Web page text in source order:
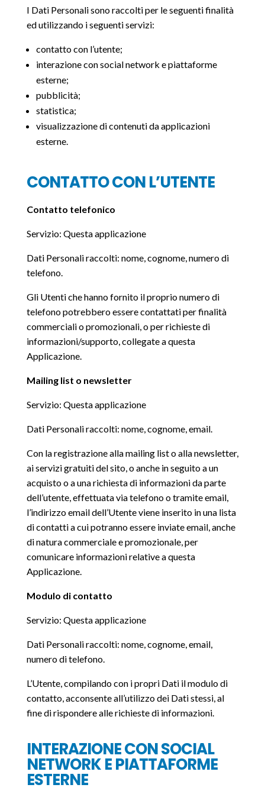
I Dati Personali sono raccolti per le seguenti finalità
ed utilizzando i seguenti servizi:
contatto con l’utente;
interazione con social network e piattaforme
esterne;
pubblicità;
statistica;
visualizzazione di contenuti da applicazioni
esterne.
CONTATTO CON L’UTENTE
Contatto telefonico
Servizio: Questa applicazione
Dati Personali raccolti: nome, cognome, numero di
telefono.
Gli Utenti che hanno fornito il proprio numero di
telefono potrebbero essere contattati per finalità
commerciali o promozionali, o per richieste di
informazioni/supporto, collegate a questa
Applicazione.
Mailing list o newsletter
Servizio: Questa applicazione
Dati Personali raccolti: nome, cognome, email.
Con la registrazione alla mailing list o alla newsletter,
ai servizi gratuiti del sito, o anche in seguito a un
acquisto o a una richiesta di informazioni da parte
dell’utente, effettuata via telefono o tramite email,
l’indirizzo email dell’Utente viene inserito in una lista
di contatti a cui potranno essere inviate email, anche
di natura commerciale e promozionale, per
comunicare informazioni relative a questa
Applicazione.
Modulo di contatto
Servizio: Questa applicazione
Dati Personali raccolti: nome, cognome, email,
numero di telefono.
L’Utente, compilando con i propri Dati il modulo di
contatto, acconsente all’utilizzo dei Dati stessi, al
fine di rispondere alle richieste di informazioni.
INTERAZIONE CON SOCIAL
NETWORK E PIATTAFORME
ESTERNE